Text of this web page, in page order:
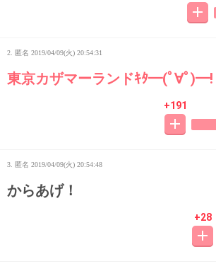
2. 匿名 2019/04/09(火) 20:54:31
東京カザマーランドｷﾀ━(ﾟ∀ﾟ)━!
+191
3. 匿名 2019/04/09(火) 20:54:48
からあげ！
+28